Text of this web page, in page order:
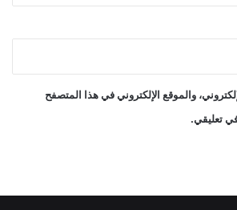
والموقع الإلكتروني في هذا المتصفح
تعليقي.